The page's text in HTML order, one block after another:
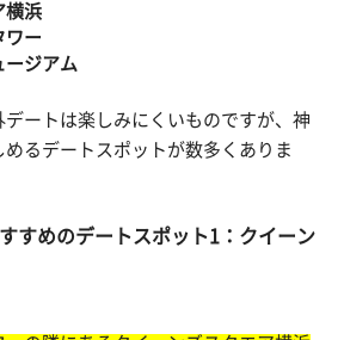
横浜
ワー
ージアム
ートは楽しみにくいものですが、神
るデートスポットが数多くありま
すめのデートスポット1：クイーン